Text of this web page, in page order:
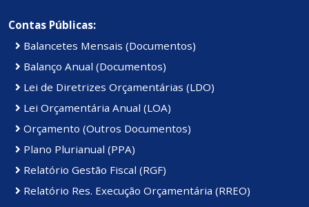
Contas Públicas:
Balancetes Mensais (Documentos)
Balanço Anual (Documentos)
Lei de Diretrizes Orçamentárias (LDO)
Lei Orçamentária Anual (LOA)
Orçamento (Outros Documentos)
Plano Plurianual (PPA)
Relatório Gestão Fiscal (RGF)
Relatório Res. Execução Orçamentária (RREO)